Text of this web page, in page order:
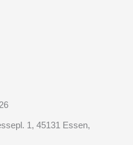
1, 45131 Essen,